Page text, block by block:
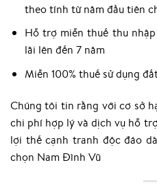
theo tính từ năm đầu tiên
Hỗ trợ miễn thuế thu
lãi lên đến 7 năm
Miễn 100% thuế sử dụng
Chúng tôi tin rằng với cơ sở
chi phí hợp lý và dịch vụ hỗ
lợi thế cạnh tranh độc đáo
chọn Nam Đình Vũ